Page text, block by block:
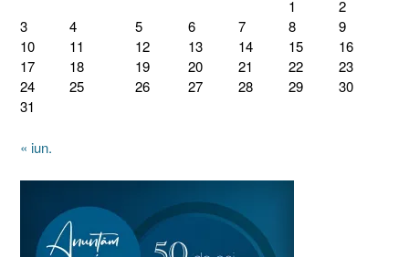
1
2
3
4 5 6 7 8
9
10
11 12 13 14 15
16
17
18 19 20 21 22
23
24
25 26 27 28 29
30
31
« iun.